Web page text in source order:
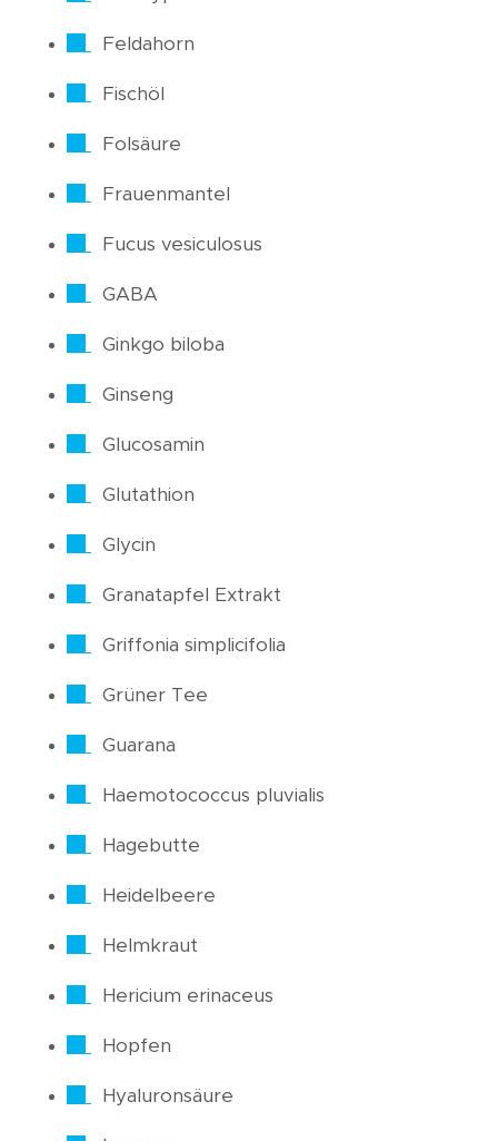
Feldahorn
Fischöl
Folsäure
Frauenmantel
Fucus vesiculosus
GABA
Ginkgo biloba
Ginseng
Glucosamin
Glutathion
Glycin
Granatapfel Extrakt
Griffonia simplicifolia
Grüner Tee
Guarana
Haemotococcus pluvialis
Hagebutte
Heidelbeere
Helmkraut
Hericium erinaceus
Hopfen
Hyaluronsäure